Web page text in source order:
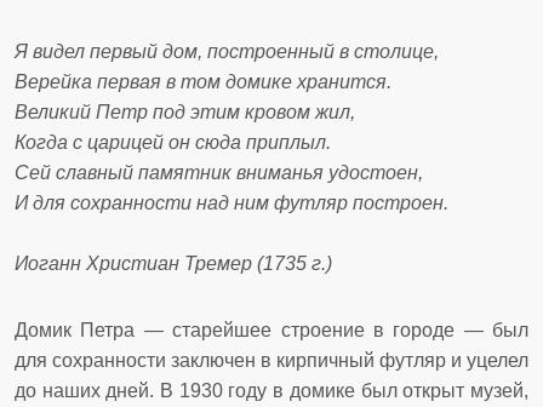
Я видел первый дом, построенный в столице,
Верейка первая в том домике хранится.
Великий Петр под этим кровом жил,
Когда с царицей он сюда приплыл.
Сей славный памятник вниманья удостоен,
И для сохранности над ним футляр построен.
Иоганн Христиан Тремер (1735 г.)
Домик Петра — старейшее строение в городе — был
для сохранности заключен в кирпичный футляр и уцелел
до наших дней. В 1930 году в домике был открыт музей,